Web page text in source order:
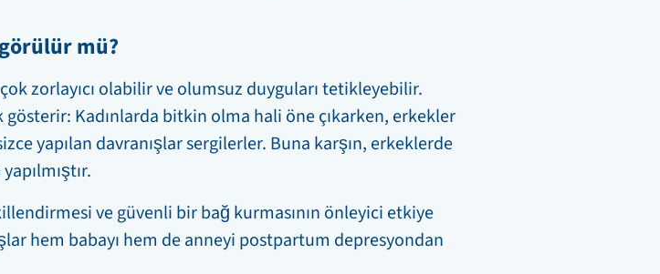
mü?
zorlayıcı olabilir ve olumsuz duyguları tetikleyebilir.
Kadınlarda bitkin olma hali öne çıkarken, erkekler
yapılan davranışlar sergilerler. Buna karşın, erkeklerde
ve güvenli bir bağ kurmasının önleyici etkiye
hem babayı hem de anneyi postpartum depresyondan